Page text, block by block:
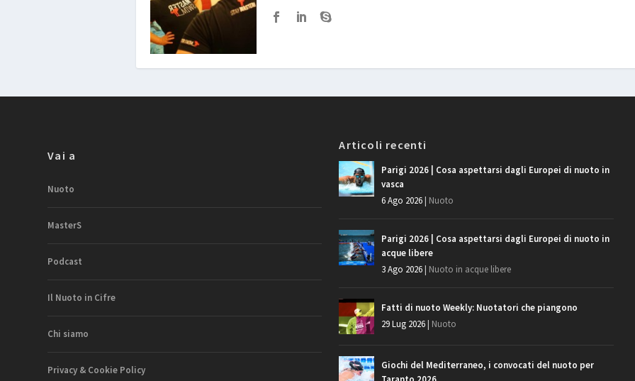
Vai a
Nuoto
MasterS
Podcast
Il Nuoto in Cifre
Chi siamo
Privacy & Cookie Policy
Articoli recenti
Parigi 2026 | Cosa aspettarsi dagli Europei di nuoto in
vasca
6 Ago 2026| Nuoto
Parigi 2026 | Cosa aspettarsi dagli Europei di nuoto in
acque libere
3 Ago 2026| Nuoto in acque libere
Fatti di nuoto Weekly: Nuotatori che piangono
29 Lug 2026| Nuoto
Giochi del Mediterraneo, i convocati del nuoto per